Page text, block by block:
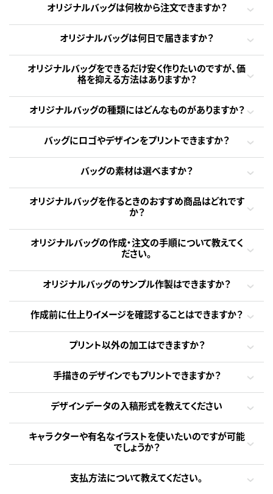
オリジナルバッグは何枚から注文できますか？
オリジナルバッグは何日で届きますか？
オリジナルバッグをできるだけ安く作りたいのですが、価
格を抑える方法はありますか？
オリジナルバッグの種類にはどんなものがありますか？
バッグにロゴやデザインをプリントできますか？
バッグの素材は選べますか？
オリジナルバッグを作るときのおすすめ商品はどれです
か？
オリジナルバッグの作成・注文の手順について教えてく
ださい。
オリジナルバッグのサンプル作製はできますか？
作成前に仕上りイメージを確認することはできますか？
プリント以外の加工はできますか？
手描きのデザインでもプリントできますか？
デザインデータの入稿形式を教えてください
キャラクターや有名なイラストを使いたいのですが可能
でしょうか？
支払方法について教えてください。